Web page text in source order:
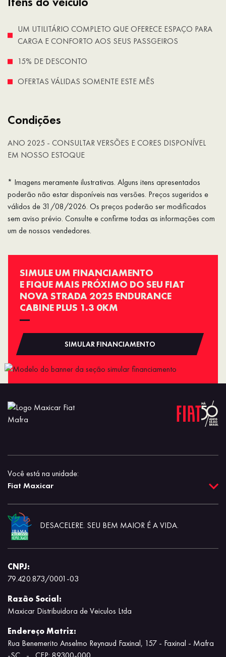
UM UTILITÁRIO COMPLETO QUE OFERECE ESPAÇO PARA
CARGA E CONFORTO AOS SEUS PASSGEIROS
15% DE DESCONTO
OFERTAS VÁLIDAS SOMENTE ESTE MÊS
Condições
ANO 2025 - CONSULTAR VERSÕES E CORES DISPONÍVEL
EM NOSSO ESTOQUE
* Imagens meramente ilustrativas. Alguns itens apresentados
poderão não estar disponíveis nas versões. Preços sugeridos e
válidos de 31/08/2026. Os preços poderão ser modificados
sem aviso prévio. Consulte e confirme todas as informações com
um de nossos vendedores.
SIMULE UM FINANCIAMENTO
E FIQUE MAIS PRÓXIMO DO SEU FIAT
NOVA STRADA 2025 ENDURANCE
CABINE PLUS 1.3 0KM
SIMULAR FINANCIAMENTO
Você está na unidade:
Fiat Maxicar
DESACELERE. SEU BEM MAIOR É A VIDA.
CNPJ:
79.420.873/0001-03
Razão Social:
Maxicar Distribuidora de Veiculos Ltda
Endereço Matriz:
Rua Benemerito Anselmo Reynaud Faxinal, 157 - Faxinal - Mafra